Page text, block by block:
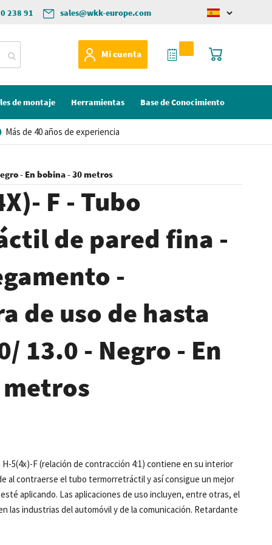
sales@wkk-europe.com
238 91
Change
Mi cuenta
Mi cesta
Mi Cotización
de montaje Herramientas Base de Conocimiento
Más de 40 años de experiencia
- En bobina - 30 metros
F - Tubo
de pared fina -
-
de uso de hasta
13.0 - Negro - En
5(4x)-F (relación de contracción 4:1) contiene en su interior
al contraerse el tubo termorretráctil y así consigue un mejor
aplicando. Las aplicaciones de uso incluyen, entre otras, el
las industrias del automóvil y de la comunicación. Retardante